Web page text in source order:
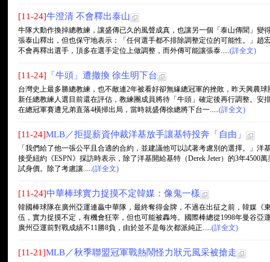
[11-24]牛澄清 不會釋出泰山
牛隊大動作換掉總教練，讓盛傳已久的風聲成真，也讓另一個「泰山傳聞」變
張泰山釋出，但也保守地表示：「任何選手都不排除調整定位的可能性。」趙
不會再釋出選手，頂多在選手定位上做調整，而外傳可能讓張泰.....(詳全文)
[11-24] 「牛頭」遭撤換 徐生明下台
台灣史上最多勝總教練，也不敵連2年被看好卻無緣總冠軍的挫敗，昨天興農
新任總教練人選目前還在評估，教練團成員將待「牛頭」確定後再行調整。安
在總冠軍賽遭兄弟直落4橫掃出局，當時就盛傳徐總將下台一.....(詳全文)
[11-24]MLB／拒提薪資仲裁洋基放手讓基特投奔「自由」
「我們給了他一張公平且合適的合約，並建議他可以試著考慮別的選擇。」洋
接受紐約《ESPN》採訪時表示，除了洋基開給基特（Derek Jeter）的3年4500
試身價。除了考慮讓.....(詳全文)
[11-24]中華棒球實力捉摸不定韓媒：像鬼一樣
韓國棒球隊在廣州亞運連贏中華隊，最終奪得金牌，不過在出征之前，韓媒《
伍，實力捉摸不定，有機會狂宰，但也可能被轟垮。國際棒總從1998年曼谷亞
廣州亞運前對戰成績不11勝8負，由於並不是每次都派純正.....(詳全文)
[11-21]MLB／秋季聯盟冠軍戰熱鬧怪力狀元風采被搶走